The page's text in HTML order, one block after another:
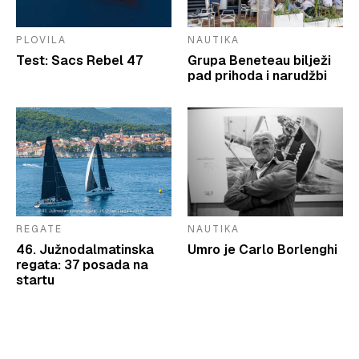
PLOVILA
Test: Sacs Rebel 47
NAUTIKA
Grupa Beneteau bilježi
pad prihoda i narudžbi
REGATE
46. Južnodalmatinska
regata: 37 posada na
startu
NAUTIKA
Umro je Carlo Borlenghi